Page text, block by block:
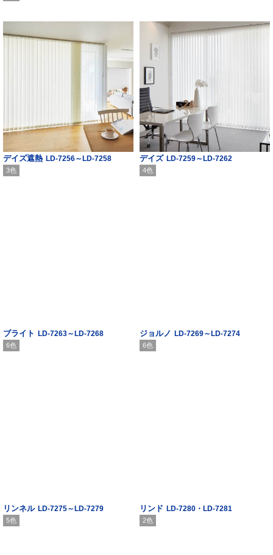
デイズ遮熱 LD-7256～LD-7258
3色
デイズ LD-7259～LD-7262
4色
ブライト LD-7263～LD-7268
6色
ジョルノ LD-7269～LD-7274
6色
リンネル LD-7275～LD-7279
5色
リンド LD-7280・LD-7281
2色